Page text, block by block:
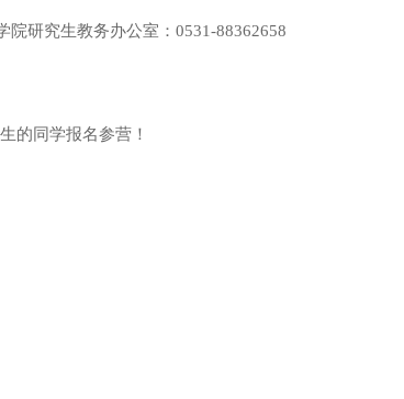
研究生教务办公室：0531-88362658
的同学报名参营！